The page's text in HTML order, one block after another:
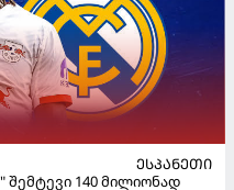
ᲔᲡᲞᲐᲜᲔᲗᲘ
140 მილიონად